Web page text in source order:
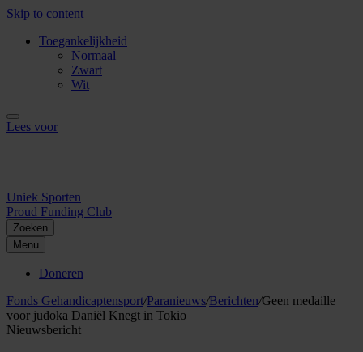
Skip to content
Toegankelijkheid
Normaal
Zwart
Wit
Lees voor
Uniek Sporten
Proud Funding Club
Zoeken
Menu
Doneren
Fonds Gehandicaptensport/Paranieuws/Berichten/Geen medaille
voor judoka Daniël Knegt in Tokio
Nieuwsbericht